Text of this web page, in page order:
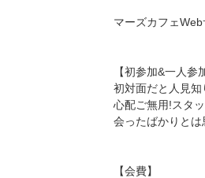
マーズカフェ
【初参加&一人参
初対面だと人見
心配ご無用!スタ
会ったばかりと
【会費】